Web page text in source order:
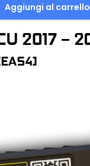
Aggiungi al carrello